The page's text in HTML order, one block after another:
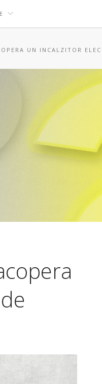
UN INCALZITOR